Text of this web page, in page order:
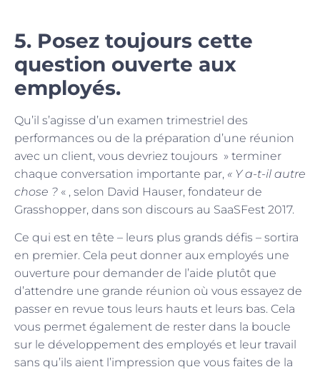
5. Posez toujours cette
question ouverte aux
employés.
Qu’il s’agisse d’un examen trimestriel des
performances ou de la préparation d’une réunion
avec un client, vous devriez toujours » terminer
chaque conversation importante par, « Y a-t-il autre
chose ? « , selon David Hauser, fondateur de
Grasshopper, dans son discours au SaaSFest 2017.
Ce qui est en tête – leurs plus grands défis – sortira
en premier. Cela peut donner aux employés une
ouverture pour demander de l’aide plutôt que
d’attendre une grande réunion où vous essayez de
passer en revue tous leurs hauts et leurs bas. Cela
vous permet également de rester dans la boucle
sur le développement des employés et leur travail
sans qu’ils aient l’impression que vous faites de la